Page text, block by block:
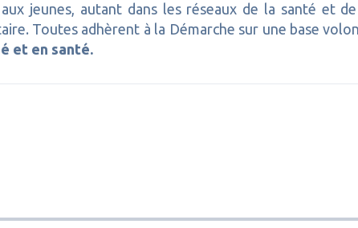
jeunes, autant dans les réseaux de la santé et
Toutes adhèrent à la Démarche sur une base
et en santé.